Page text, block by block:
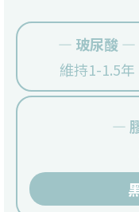
— 玻尿酸 —
維持1-1.5年
—